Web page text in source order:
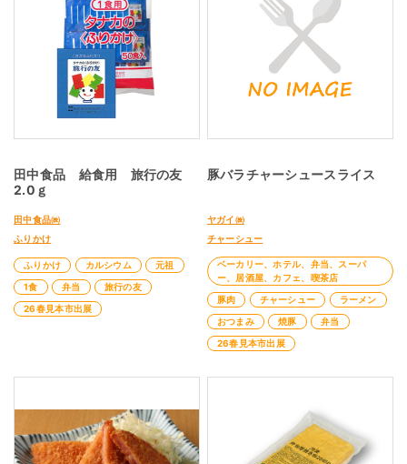
田中食品 給食用 旅行の友
2.0ｇ
田中食品㈱
ふりかけ
ふりかけ カルシウム
元祖
1食
弁当
旅行の友
26春見本市出展
豚バラチャーシュースライス
ヤガイ㈱
チャーシュー
ベーカリー、ホテル、弁当、スーパ
ー、居酒屋、カフェ、喫茶店
豚肉
チャーシュー
ラーメン
おつまみ
焼豚
弁当
26春見本市出展